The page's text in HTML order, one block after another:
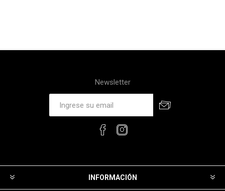
Newsletter
INFORMACIÓN